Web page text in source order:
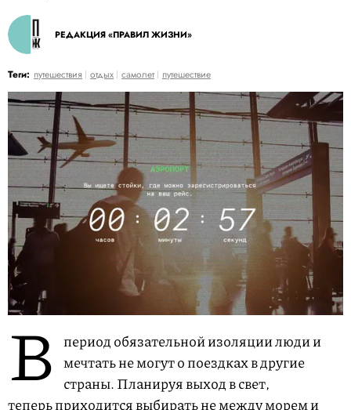
РЕДАКЦИЯ «ПРАВИЛ ЖИЗНИ»
Теги: путешествия отдых самолет путешествие
В период обязательной изоляции люди и
мечтать не могут о поездках в другие
страны. Планируя выход в свет,
теперь приходится выбирать не между морем и